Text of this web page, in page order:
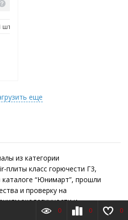
шт)
еще
из категории
плиты класс горючести Г3,
“Юнимарт”, прошли
и проверку на
экологичности и
материалов ознакомьтесь
0 0 0